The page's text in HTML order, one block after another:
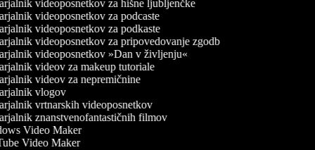
videoposnetkov za hišne ljubljenčke
videoposnetkov za podcaste
videoposnetkov za podkaste
videoposnetkov za pripovedovanje zgodb
videoposnetkov »Dan v življenju«
videov za makeup tutoriale
videov za nepremičnine
vlogov
vrtnarskih videoposnetkov
znanstvenofantastičnih filmov
Video Maker
Video Maker